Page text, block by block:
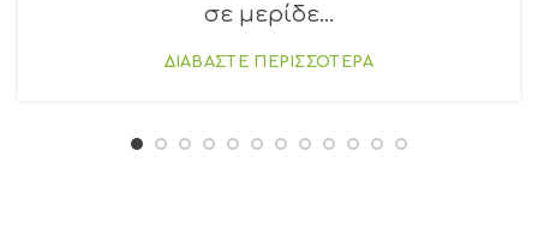
σε μερίδε...
ΔΙΑΒΑΣΤΕ ΠΕΡΙΣΣΟΤΕΡΑ